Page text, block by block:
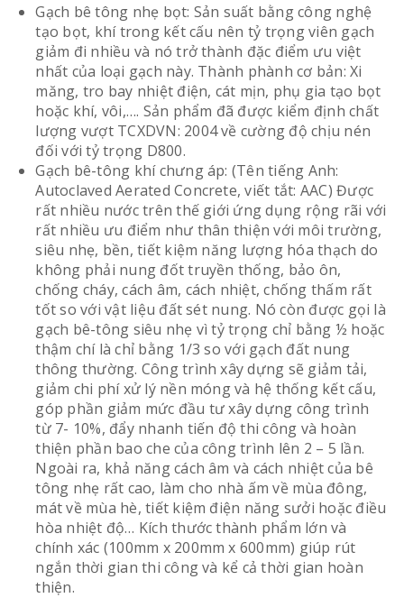
Gạch bê tông nhẹ bọt: Sản suất bằng công nghệ
tạo bọt, khí trong kết cấu nên tỷ trọng viên gạch
giảm đi nhiều và nó trở thành đặc điểm ưu việt
nhất của loại gạch này. Thành phành cơ bản: Xi
măng, tro bay nhiệt điện, cát mịn, phụ gia tạo bọt
hoặc khí, vôi,…. Sản phẩm đã được kiểm định chất
lượng vượt TCXDVN: 2004 về cường độ chịu nén
đối với tỷ trọng D800.
Gạch bê-tông khí chưng áp: (Tên tiếng Anh:
Autoclaved Aerated Concrete, viết tắt: AAC) Được
rất nhiều nước trên thế giới ứng dụng rộng rãi với
rất nhiều ưu điểm như thân thiện với môi trường,
siêu nhẹ, bền, tiết kiệm năng lượng hóa thạch do
không phải nung đốt truyền thống, bảo ôn,
chống cháy, cách âm, cách nhiệt, chống thấm rất
tốt so với vật liệu đất sét nung. Nó còn được gọi là
gạch bê-tông siêu nhẹ vì tỷ trọng chỉ bằng ½ hoặc
thậm chí là chỉ bằng 1/3 so với gạch đất nung
thông thường. Công trình xây dựng sẽ giảm tải,
giảm chi phí xử lý nền móng và hệ thống kết cấu,
góp phần giảm mức đầu tư xây dựng công trình
từ 7- 10%, đẩy nhanh tiến độ thi công và hoàn
thiện phần bao che của công trình lên 2 – 5 lần.
Ngoài ra, khả năng cách âm và cách nhiệt của bê
tông nhẹ rất cao, làm cho nhà ấm về mùa đông,
mát về mùa hè, tiết kiệm điện năng sưởi hoặc điều
hòa nhiệt độ… Kích thước thành phẩm lớn và
chính xác (100mm x 200mm x 600mm) giúp rút
ngắn thời gian thi công và kể cả thời gian hoàn
thiện.